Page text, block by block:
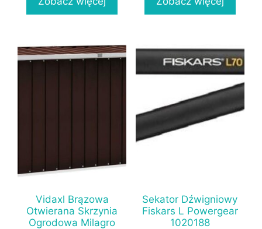
Vidaxl Brązowa
Otwierana Skrzynia
Ogrodowa Milagro
Sekator Dźwigniowy
Fiskars L Powergear
1020188